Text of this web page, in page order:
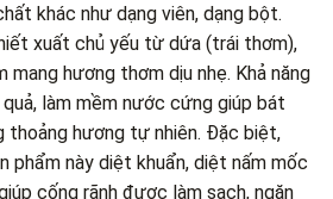
khác như dạng viên, dạng bột.
xuất chủ yếu từ dứa (trái thơm),
mang hương thơm dịu nhẹ. Khả năng
làm mềm nước cứng giúp bát
thoảng hương tự nhiên. Đặc biệt,
phẩm này diệt khuẩn, diệt nấm mốc
cống rãnh được làm sạch, ngăn